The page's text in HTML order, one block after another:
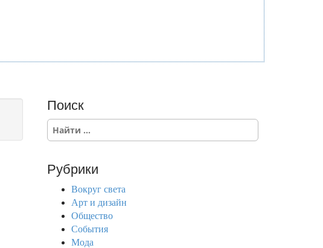
Поиск
S
e
c
Рубрики
Вокруг света
Арт и дизайн
Общество
События
Мода